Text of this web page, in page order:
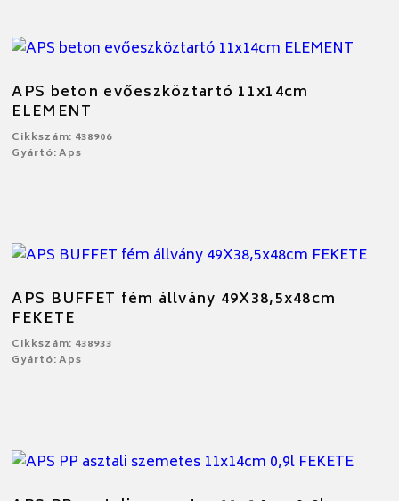
APS beton evőeszköztartó 11x14cm
ELEMENT
Cikkszám: 438906
Gyártó: Aps
APS BUFFET fém állvány 49X38,5x48cm
FEKETE
Cikkszám: 438933
Gyártó: Aps